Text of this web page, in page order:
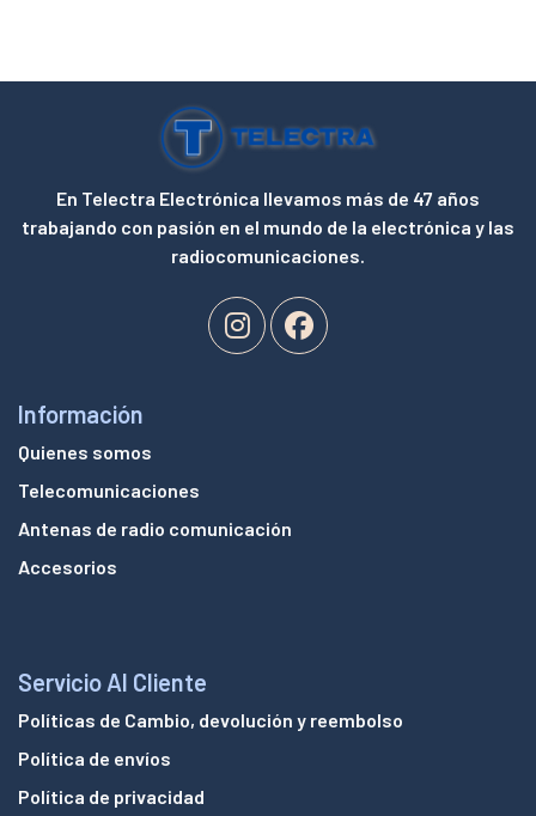
En Telectra Electrónica llevamos más de 47 años
trabajando con pasión en el mundo de la electrónica y las
radiocomunicaciones.
Información
Quienes somos
Telecomunicaciones
Antenas de radio comunicación
Accesorios
Servicio Al Cliente
Políticas de Cambio, devolución y reembolso
Política de envíos
Política de privacidad